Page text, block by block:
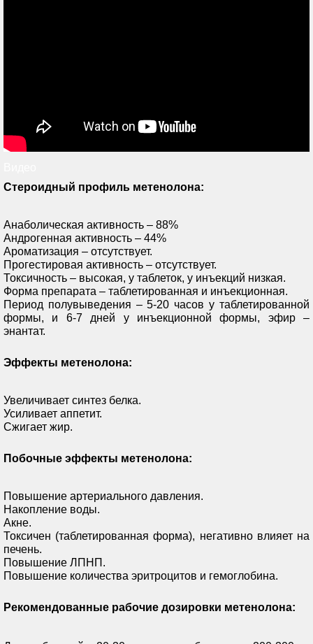
Стероидный профиль метенолона:
Анаболическая активность – 88%
Андрогенная активность – 44%
Ароматизация – отсутствует.
Прогестировая активность – отсутствует.
Токсичность – высокая, у таблеток, у инъекций низкая.
Форма препарата – таблетированная и инъекционная.
Период полувыведения – 5-20 часов у таблетированной
формы, и 6-7 дней у инъекционной формы, эфир –
энантат.
Эффекты метенолона:
Увеличивает синтез белка.
Усиливает аппетит.
Сжигает жир.
Побочные эффекты метенолона:
Повышение артериального давления.
Накопление воды.
Акне.
Токсичен (таблетированная форма), негативно влияет на
печень.
Повышение ЛПНП.
Повышение количества эритроцитов и гемоглобина.
Рекомендованные рабочие дозировки метенолона: